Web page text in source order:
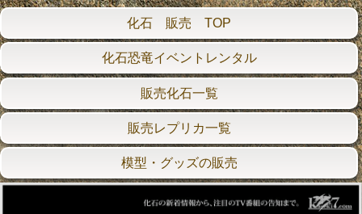
化石 販売 TOP
化石恐竜イベントレンタル
販売化石一覧
販売レプリカ一覧
模型・グッズの販売